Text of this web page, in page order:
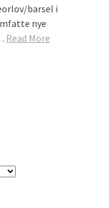
barsel i
nye
Read More